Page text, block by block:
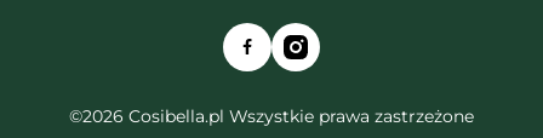
©2026 Cosibella.pl Wszystkie prawa zastrzeżone